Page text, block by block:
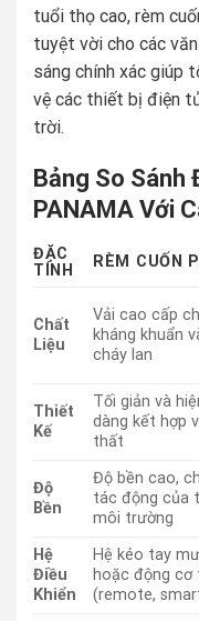
tuổi thọ cao, rèm
tuyệt vời cho các
sáng chính xác giúp
vệ các thiết bị điện
trời.
Bảng So Sánh
PANAMA Với
ĐẶC
TÍNH
RÈM CUỐN
Chất
Liệu
Vải cao cấp
kháng khuẩn
cháy lan
Thiết
Kế
Tối giản và
dàng kết hợp
thất
Độ
Bền
Độ bền cao,
tác động của
môi trường
Hệ
Điều
Khiển
Hệ kéo tay
hoặc động cơ
(remote,